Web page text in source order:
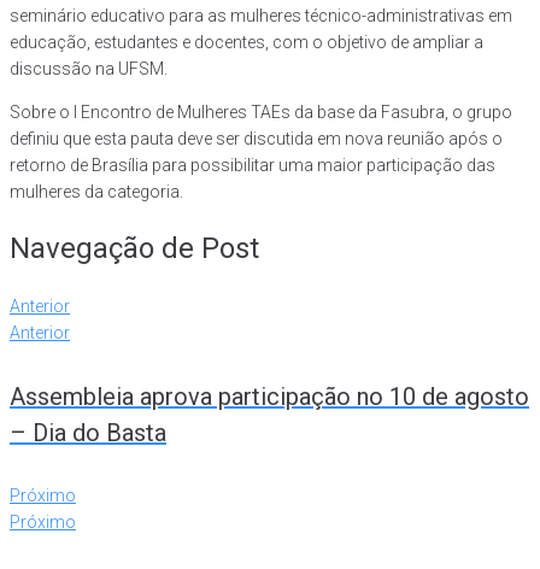
seminário educativo para as mulheres técnico-administrativas em
educação, estudantes e docentes, com o objetivo de ampliar a
discussão na UFSM.
Sobre o I Encontro de Mulheres TAEs da base da Fasubra, o grupo
definiu que esta pauta deve ser discutida em nova reunião após o
retorno de Brasília para possibilitar uma maior participação das
mulheres da categoria.
Navegação de Post
Anterior
Anterior
Assembleia aprova participação no 10 de agosto
– Dia do Basta
Próximo
Próximo